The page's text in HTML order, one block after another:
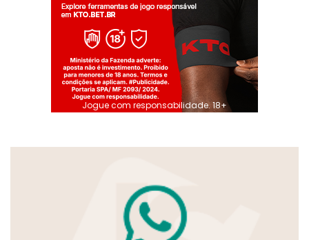
Jogue com responsabilidade. 18+